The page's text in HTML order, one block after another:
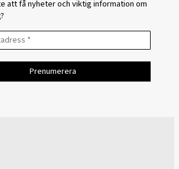
att få nyheter och viktig information om